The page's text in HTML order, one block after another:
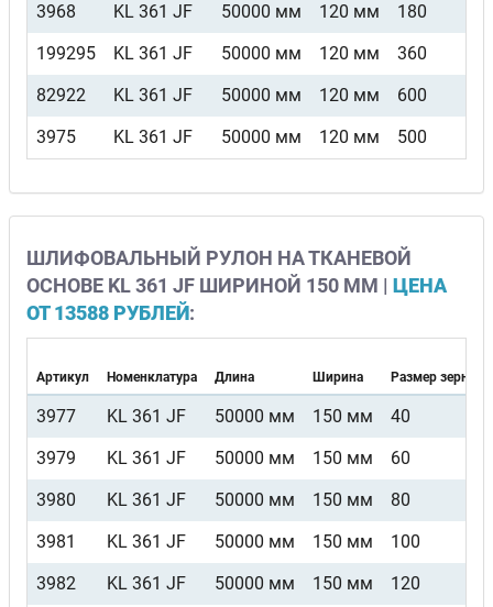
3968
KL 361 JF 50000 мм 120 мм
180
199295
KL 361 JF 50000 мм 120 мм
360
82922
KL 361 JF 50000 мм 120 мм
600
3975
KL 361 JF 50000 мм 120 мм 500
ШЛИФОВАЛЬНЫЙ РУЛОН НА ТКАНЕВОЙ
ОСНОВЕ KL 361 JF ШИРИНОЙ 150 ММ | ЦЕНА
ОТ 13588 РУБЛЕЙ:
Артикул Номенклатура Длина Ширина Размер зерна
3977 KL 361 JF 50000 мм 150 мм
40
3979
KL 361 JF 50000 мм 150 мм
60
3980
KL 361 JF 50000 мм 150 мм
80
3981
KL 361 JF 50000 мм 150 мм
100
3982
KL 361 JF 50000 мм 150 мм
120